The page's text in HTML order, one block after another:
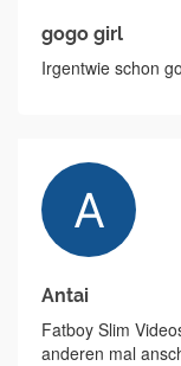
gogo girl
Irgentwie schon
Antai
Fatboy Slim
anderen mal